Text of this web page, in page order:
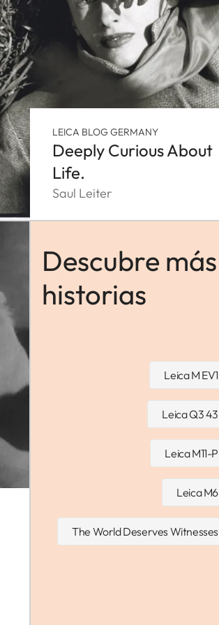
LEICA BLOG GERMANY
Deeply Curious About
Life.
Saul Leiter
Descubre más
historias
Leica M EV1
Leica Q3 43
Leica M11-P
Leica M6
The World Deserves Witnesses